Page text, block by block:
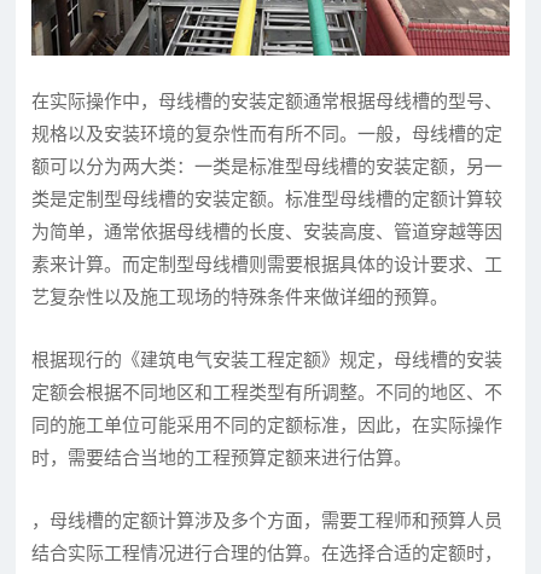
在实际操作中，母线槽的安装定额通常根据母线槽的型号、
规格以及安装环境的复杂性而有所不同。一般，母线槽的定
额可以分为两大类：一类是标准型母线槽的安装定额，另一
类是定制型母线槽的安装定额。标准型母线槽的定额计算较
为简单，通常依据母线槽的长度、安装高度、管道穿越等因
素来计算。而定制型母线槽则需要根据具体的设计要求、工
艺复杂性以及施工现场的特殊条件来做详细的预算。
根据现行的《建筑电气安装工程定额》规定，母线槽的安装
定额会根据不同地区和工程类型有所调整。不同的地区、不
同的施工单位可能采用不同的定额标准，因此，在实际操作
时，需要结合当地的工程预算定额来进行估算。
，母线槽的定额计算涉及多个方面，需要工程师和预算人员
结合实际工程情况进行合理的估算。在选择合适的定额时，